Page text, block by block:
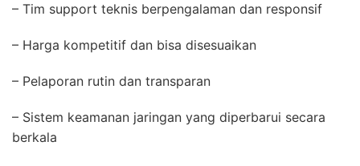
– Tim support teknis berpengalaman dan responsif
– Harga kompetitif dan bisa disesuaikan
– Pelaporan rutin dan transparan
– Sistem keamanan jaringan yang diperbarui secara
berkala